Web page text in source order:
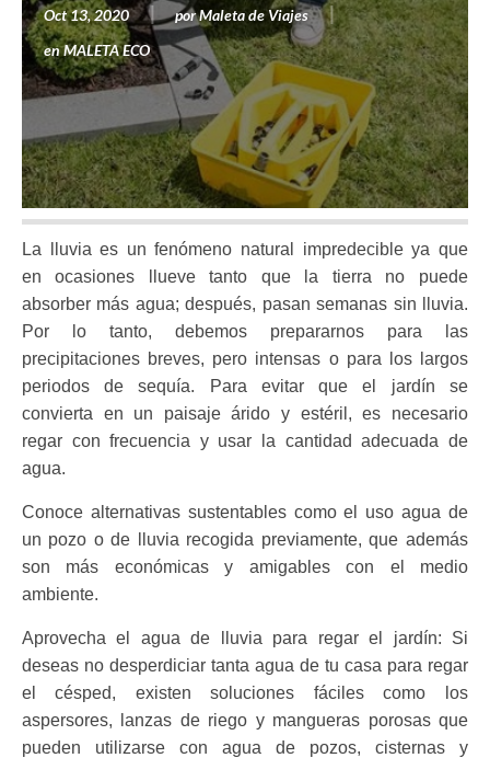
Oct 13, 2020 porMaleta de Viajes
enMALETA ECO
La lluvia es un fenómeno natural impredecible ya que
en ocasiones llueve tanto que la tierra no puede
absorber más agua; después, pasan semanas sin lluvia.
Por lo tanto, debemos prepararnos para las
precipitaciones breves, pero intensas o para los largos
periodos de sequía. Para evitar que el jardín se
convierta en un paisaje árido y estéril, es necesario
regar con frecuencia y usar la cantidad adecuada de
agua.
Conoce alternativas sustentables como el uso agua de
un pozo o de lluvia recogida previamente, que además
son más económicas y amigables con el medio
ambiente.
Aprovecha el agua de lluvia para regar el jardín: Si
deseas no desperdiciar tanta agua de tu casa para regar
el césped, existen soluciones fáciles como los
aspersores, lanzas de riego y mangueras porosas que
pueden utilizarse con agua de pozos, cisternas y